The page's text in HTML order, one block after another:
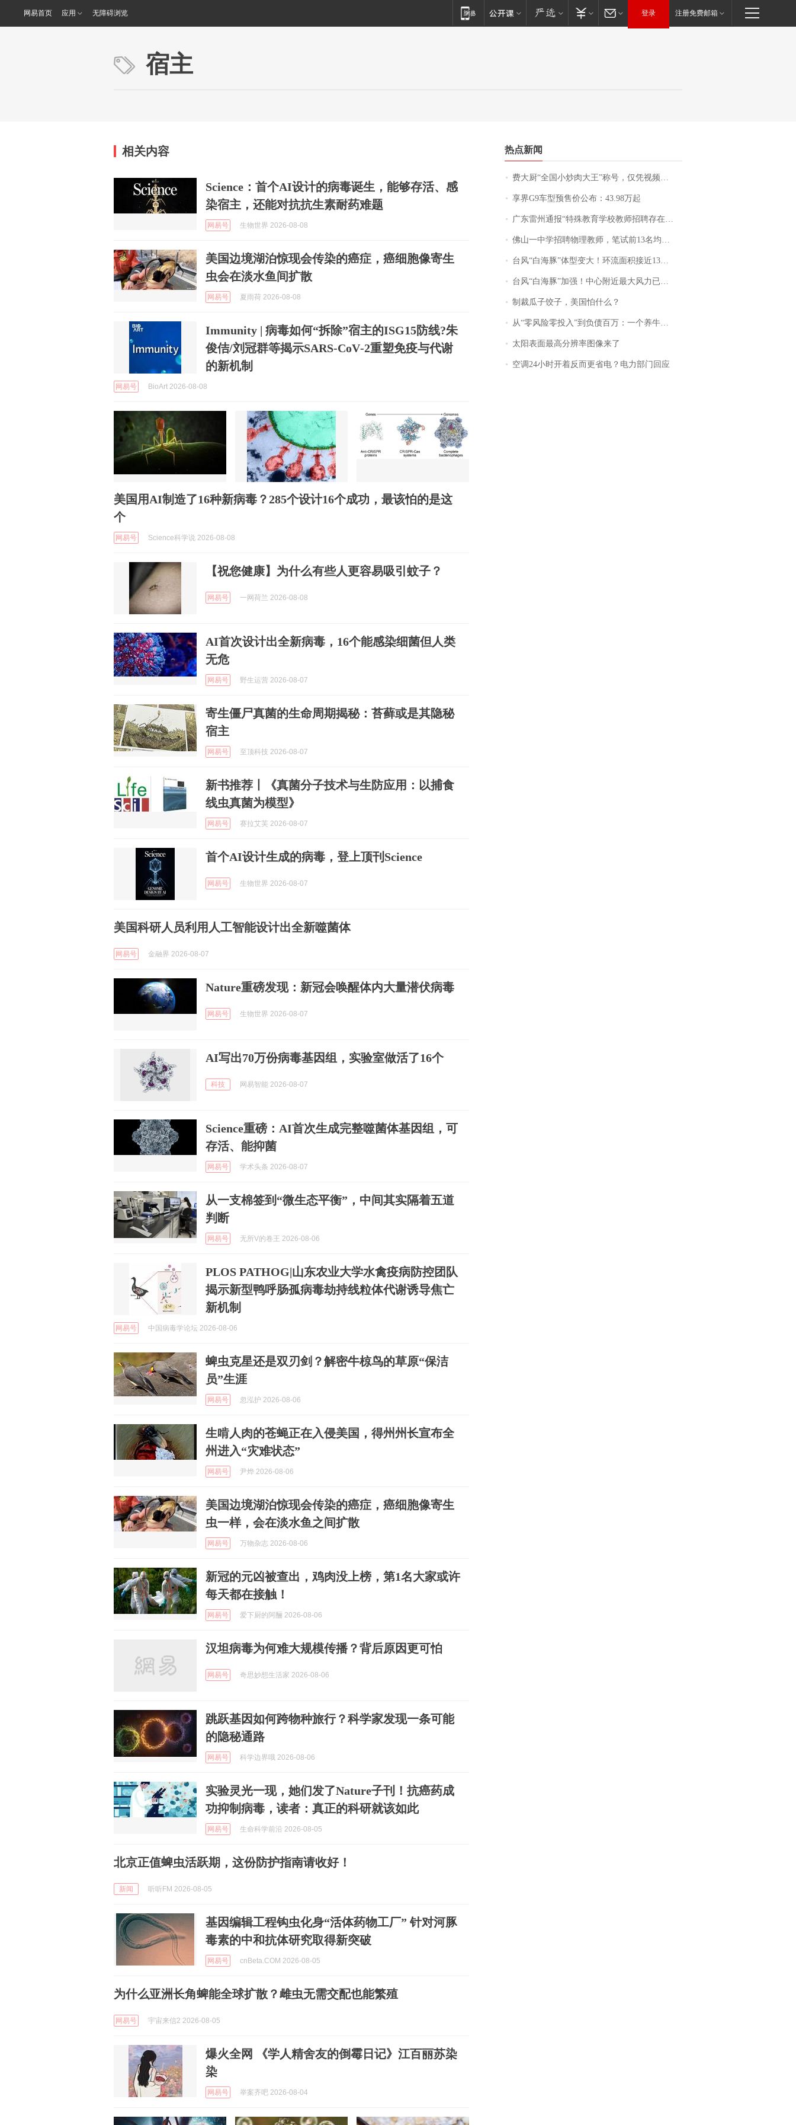
网易首页 应用 无障碍浏览 登录 注册免费邮箱
宿主
相关内容
Science：首个AI设计的病毒诞生，能够存活、感
染宿主，还能对抗抗生素耐药难题
网易号 生物世界 2026-08-08
美国边境湖泊惊现会传染的癌症，癌细胞像寄生
虫会在淡水鱼间扩散
网易号 夏雨荷 2026-08-08
Immunity | 病毒如何“拆除”宿主的ISG15防线?朱
俊佶/刘冠群等揭示SARS‑CoV‑2重塑免疫与代谢
的新机制
网易号 BioArt 2026-08-08
美国用AI制造了16种新病毒？285个设计16个成功，最该怕的是这
个
网易号 Science科学说 2026-08-08
【祝您健康】为什么有些人更容易吸引蚊子？
网易号 一网荷兰 2026-08-08
AI首次设计出全新病毒，16个能感染细菌但人类
无危
网易号 野生运营 2026-08-07
寄生僵尸真菌的生命周期揭秘：苔藓或是其隐秘
宿主
网易号 至顶科技 2026-08-07
新书推荐丨《真菌分子技术与生防应用：以捕食
线虫真菌为模型》
网易号 赛拉艾芙 2026-08-07
首个AI设计生成的病毒，登上顶刊Science
网易号 生物世界 2026-08-07
美国科研人员利用人工智能设计出全新噬菌体
网易号 金融界 2026-08-07
Nature重磅发现：新冠会唤醒体内大量潜伏病毒
网易号 生物世界 2026-08-07
AI写出70万份病毒基因组，实验室做活了16个
科技 网易智能 2026-08-07
Science重磅：AI首次生成完整噬菌体基因组，可
存活、能抑菌
网易号 学术头条 2026-08-07
从一支棉签到“微生态平衡”，中间其实隔着五道
判断
网易号 无所V的卷王 2026-08-06
PLOS PATHOG|山东农业大学水禽疫病防控团队
揭示新型鸭呼肠孤病毒劫持线粒体代谢诱导焦亡
新机制
网易号 中国病毒学论坛 2026-08-06
蜱虫克星还是双刃剑？解密牛椋鸟的草原“保洁
员”生涯
网易号 忽泓护 2026-08-06
生啃人肉的苍蝇正在入侵美国，得州州长宣布全
州进入“灾难状态”
网易号 尹烨 2026-08-06
美国边境湖泊惊现会传染的癌症，癌细胞像寄生
虫一样，会在淡水鱼之间扩散
网易号 万物杂志 2026-08-06
新冠的元凶被查出，鸡肉没上榜，第1名大家或许
每天都在接触！
网易号 爱下厨的阿酾 2026-08-06
汉坦病毒为何难大规模传播？背后原因更可怕
网易号 奇思妙想生活家 2026-08-06
跳跃基因如何跨物种旅行？科学家发现一条可能
的隐秘通路
网易号 科学边界哦 2026-08-06
实验灵光一现，她们发了Nature子刊！抗癌药成
功抑制病毒，读者：真正的科研就该如此
网易号 生命科学前沿 2026-08-05
北京正值蜱虫活跃期，这份防护指南请收好！
新闻 听听FM 2026-08-05
基因编辑工程钩虫化身“活体药物工厂” 针对河豚
毒素的中和抗体研究取得新突破
网易号 cnBeta.COM 2026-08-05
为什么亚洲长角蜱能全球扩散？雌虫无需交配也能繁殖
网易号 宇宙来信2 2026-08-05
爆火全网 《学人精舍友的倒霉日记》江百丽苏染
染
网易号 举案齐吧 2026-08-04
热点新闻
费大厨“全国小炒肉大王”称号，仅凭视频评出？中国烹饪协会回应
享界G9车型预售价公布：43.98万起
广东雷州通报“特殊教育学校教师招聘存在违规行为”：已启动问责程序 副校长被停职
佛山一中学招聘物理教师，笔试前13名均遭淘汰？教育局：已叫停招聘，成立调查组全面核查
台风“白海豚”体型变大！环流面积接近13个浙江那么大
台风“白海豚”加强！中心附近最大风力已达15级 最新研判
制裁瓜子饺子，美国怕什么？
从“零风险零投入”到负债百万：一个养牛项目崩盘后，谁该为农户的贷款买单丨红星调查
太阳表面最高分辨率图像来了
空调24小时开着反而更省电？电力部门回应